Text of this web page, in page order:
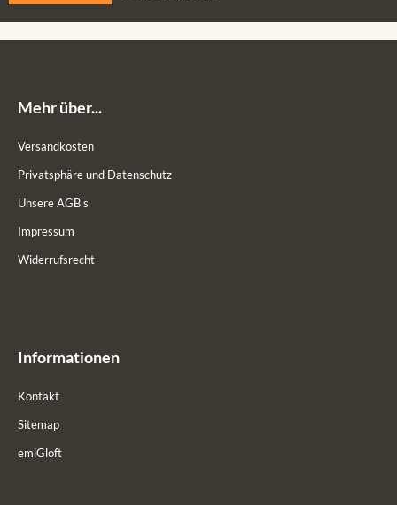
Mehr über...
Versandkosten
Privatsphäre und Datenschutz
Unsere AGB's
Impressum
Widerrufsrecht
Informationen
Kontakt
Sitemap
emiGloft